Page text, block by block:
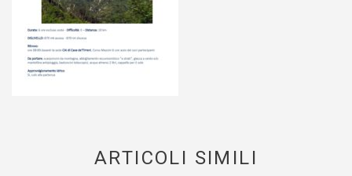
ARTICOLI SIMILI